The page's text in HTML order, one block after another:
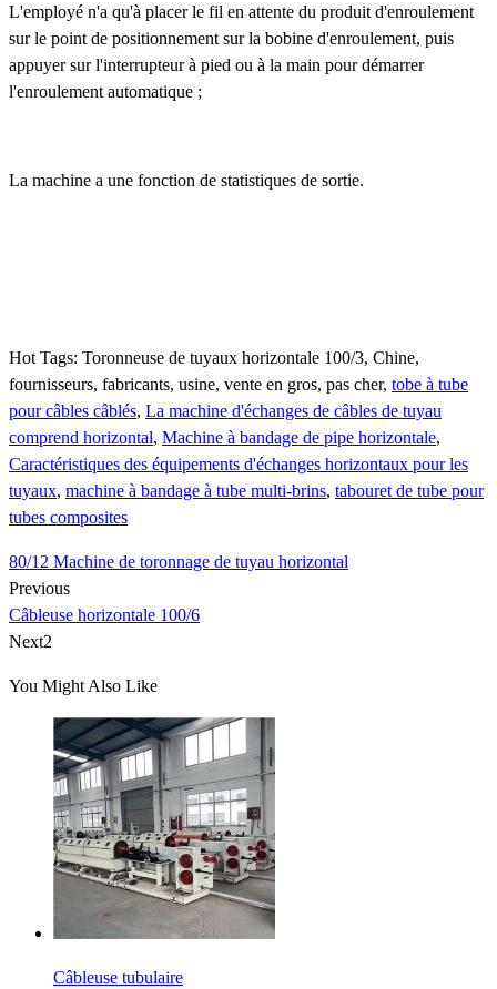
L'employé n'a qu'à placer le fil en attente du produit d'enroulement
sur le point de positionnement sur la bobine d'enroulement, puis
appuyer sur l'interrupteur à pied ou à la main pour démarrer
l'enroulement automatique ;
La machine a une fonction de statistiques de sortie.
Hot Tags: Toronneuse de tuyaux horizontale 100/3, Chine,
fournisseurs, fabricants, usine, vente en gros, pas cher, tobe à tube
pour câbles câblés, La machine d'échanges de câbles de tuyau
comprend horizontal, Machine à bandage de pipe horizontale,
Caractéristiques des équipements d'échanges horizontaux pour les
tuyaux, machine à bandage à tube multi-brins, tabouret de tube pour
tubes composites
80/12 Machine de toronnage de tuyau horizontal
Previous
Câbleuse horizontale 100/6
Next2
You Might Also Like
Câbleuse tubulaire